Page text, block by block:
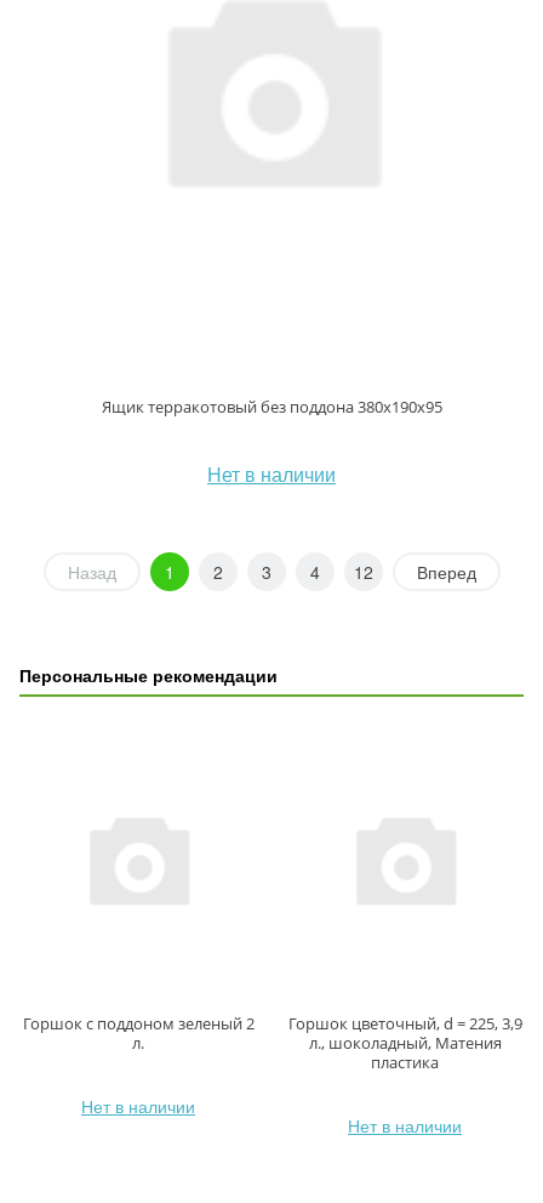
Ящик терракотовый без поддона 380х190х95
Нет в наличии
Назад 1 2 3 4 12 Вперед
Персональные рекомендации
Горшок с поддоном зеленый 2
л.
Нет в наличии
Горшок цветочный, d = 225, 3,9
л., шоколадный, Матения
пластика
Нет в наличии